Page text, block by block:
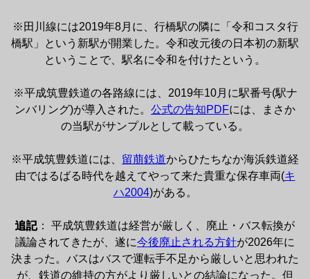
※田川線には2019年8月に、行橋駅の隣に「令和コスタ行
橋駅」という新駅が開業した。令和改元後の日本初の新駅
ということで、駅名に令和を付けたという。
※平成筑豊鉄道の各路線には、2019年10月に駅番号(駅ナ
ンバリング)が導入された。 公式の告知PDFには、まさか
の当駅がサンプルとして載っている。
※平成筑豊鉄道には、 留萠鉄道からひたちなか海浜鉄道経
由ではるばる時代を越えてやって来た貴重な保存車両(キ
ハ2004)がある。
追記： 平成筑豊鉄道は経営が厳しく、廃止・バス転換が
議論されてきたが、遂に今後廃止される方針が2026年に
決まった。バスはバスで運転手不足から厳しいと思われた
が、鉄道の維持の方がより厳しいとの結論になった。但